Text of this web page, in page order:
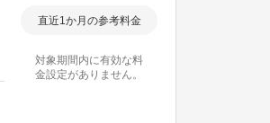
直近1か月の参考料金
対象期間内に有効な料
金設定がありません。